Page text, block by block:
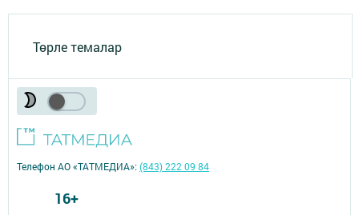
Төрле темалар
Телефон АО «ТАТМЕДИА»:(843) 222 09 84
16+